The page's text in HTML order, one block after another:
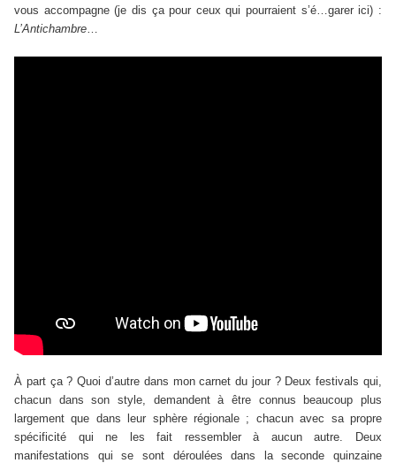
vous accompagne (je dis ça pour ceux qui pourraient s’é…garer ici) :
L’Antichambre…
À part ça ? Quoi d’autre dans mon carnet du jour ? Deux festivals qui,
chacun dans son style, demandent à être connus beaucoup plus
largement que dans leur sphère régionale ; chacun avec sa propre
spécificité qui ne les fait ressembler à aucun autre. Deux
manifestations qui se sont déroulées dans la seconde quinzaine